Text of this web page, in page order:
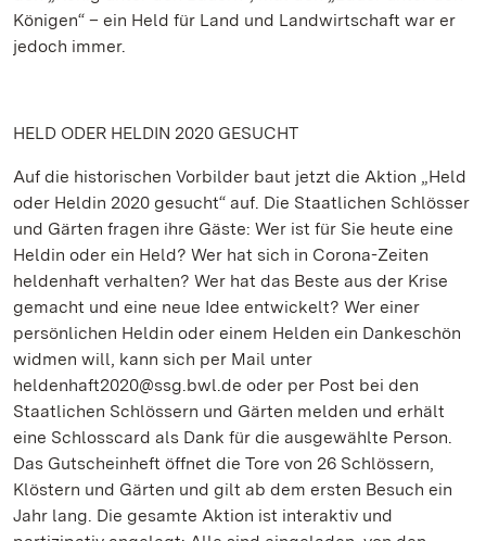
Königen“ – ein Held für Land und Landwirtschaft war er
jedoch immer.
HELD ODER HELDIN 2020 GESUCHT
Auf die historischen Vorbilder baut jetzt die Aktion „Held
oder Heldin 2020 gesucht“ auf. Die Staatlichen Schlösser
und Gärten fragen ihre Gäste: Wer ist für Sie heute eine
Heldin oder ein Held? Wer hat sich in Corona-Zeiten
heldenhaft verhalten? Wer hat das Beste aus der Krise
gemacht und eine neue Idee entwickelt? Wer einer
persönlichen Heldin oder einem Helden ein Dankeschön
widmen will, kann sich per Mail unter
heldenhaft2020@ssg.bwl.de oder per Post bei den
Staatlichen Schlössern und Gärten melden und erhält
eine Schlosscard als Dank für die ausgewählte Person.
Das Gutscheinheft öffnet die Tore von 26 Schlössern,
Klöstern und Gärten und gilt ab dem ersten Besuch ein
Jahr lang. Die gesamte Aktion ist interaktiv und